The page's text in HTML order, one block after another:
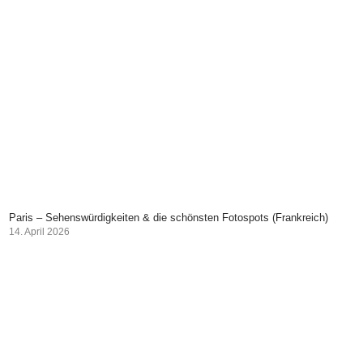
Paris – Sehenswürdigkeiten & die schönsten Fotospots (Frankreich)
14. April 2026